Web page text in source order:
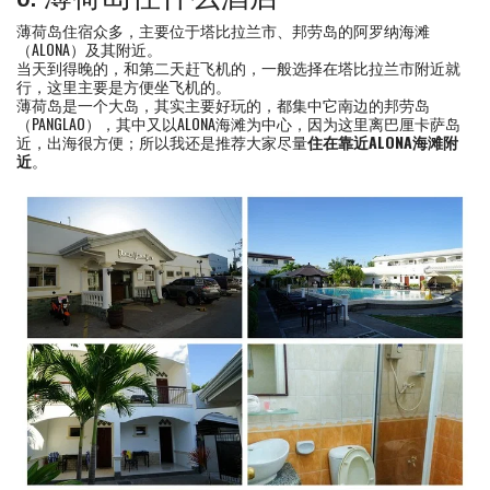
薄荷岛住宿众多，主要位于塔比拉兰市、邦劳岛的阿罗纳海滩
（ALONA）及其附近。
当天到得晚的，和第二天赶飞机的，一般选择在塔比拉兰市附近就
行，这里主要是方便坐飞机的。
薄荷岛是一个大岛，其实主要好玩的，都集中它南边的邦劳岛
（PANGLAO），其中又以ALONA海滩为中心，因为这里离巴厘卡萨岛
近，出海很方便；所以我还是推荐大家尽量住在靠近ALONA海滩附
近。